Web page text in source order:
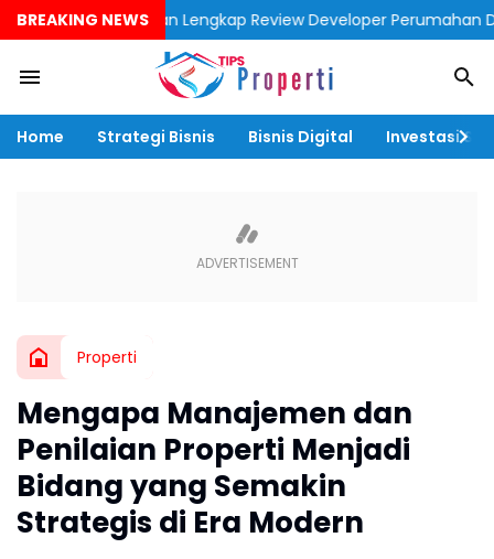
BREAKING NEWS
“Panduan Lengkap Review Developer Perumahan Dekat
Home Strategi Bisnis Bisnis Digital Investasi &
Properti
Mengapa Manajemen dan
Penilaian Properti Menjadi
Bidang yang Semakin
Strategis di Era Modern